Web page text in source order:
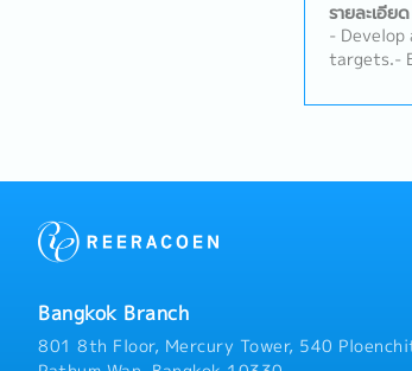
รายละเอียด
- Develop
targets.-
and
farms.-
term
Bangkok Branch
801 8th Floor, Mercury Tower, 540